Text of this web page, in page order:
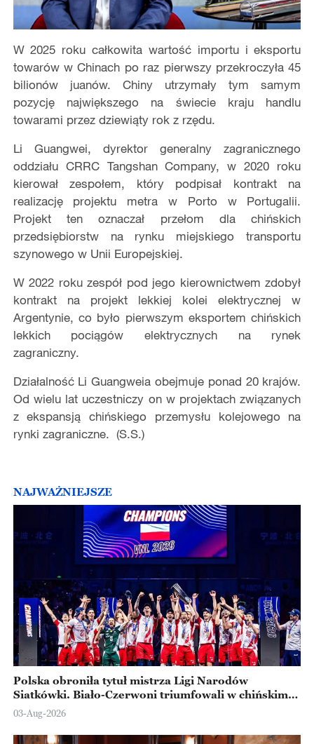
W 2025 roku całkowita wartość importu i eksportu
towarów w Chinach po raz pierwszy przekroczyła 45
bilionów juanów. Chiny utrzymały tym samym
pozycję największego na świecie kraju handlu
towarami przez dziewiąty rok z rzędu.
Li Guangwei, dyrektor generalny zagranicznego
oddziału CRRC Tangshan Company, w 2020 roku
kierował zespołem, który podpisał kontrakt na
realizację projektu metra w Porto w Portugalii.
Projekt ten oznaczał przełom dla chińskich
przedsiębiorstw na rynku miejskiego transportu
szynowego w Unii Europejskiej.
W 2022 roku zespół pod jego kierownictwem zdobył
kontrakt na projekt lekkiej kolei elektrycznej w
Argentynie, co było pierwszym eksportem chińskich
lekkich pociągów elektrycznych na rynek
zagraniczny.
Działalność Li Guangweia obejmuje ponad 20 krajów.
Od wielu lat uczestniczy on w projektach związanych
z ekspansją chińskiego przemysłu kolejowego na
rynki zagraniczne. (S.S.)
NAJWAŻNIEJSZE
Polska obroniła tytuł mistrza Ligi Narodów
Siatkówki. Biało-Czerwoni triumfowali w chińskim
Ningbo
03-Aug-2026